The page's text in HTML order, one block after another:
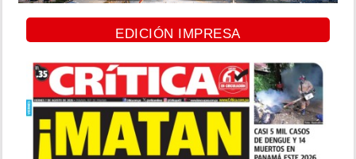
EDICIÓN IMPRESA